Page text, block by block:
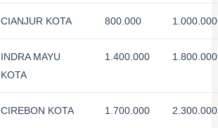
CIANJUR KOTA 800.000 1.000.000
INDRA MAYU
KOTA
1.400.000 1.800.000
CIREBON KOTA 1.700.000 2.300.000